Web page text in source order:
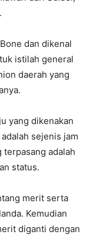
dan dikenal
istilah general
daerah yang
yang dikenakan
sejenis jam
adalah
status.
merit serta
Kemudian
diganti dengan